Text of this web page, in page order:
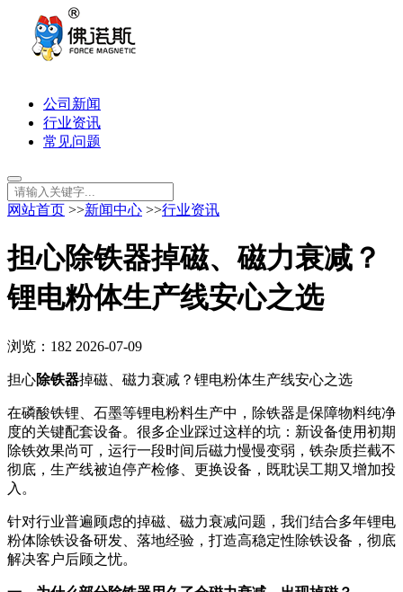
公司新闻
行业资讯
常见问题
网站首页 >>新闻中心 >>行业资讯
担心除铁器掉磁、磁力衰减？
锂电粉体生产线安心之选
浏览：182 2026-07-09
担心除铁器掉磁、磁力衰减？锂电粉体生产线安心之选
在磷酸铁锂、石墨等锂电粉料生产中，除铁器是保障物料纯净
度的关键配套设备。很多企业踩过这样的坑：新设备使用初期
除铁效果尚可，运行一段时间后磁力慢慢变弱，铁杂质拦截不
彻底，生产线被迫停产检修、更换设备，既耽误工期又增加投
入。
针对行业普遍顾虑的掉磁、磁力衰减问题，我们结合多年锂电
粉体除铁设备研发、落地经验，打造高稳定性除铁设备，彻底
解决客户后顾之忧。